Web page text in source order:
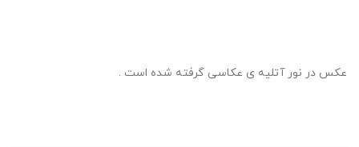
عکس در نور آتلیه ی عکاسی گرفته شده است .